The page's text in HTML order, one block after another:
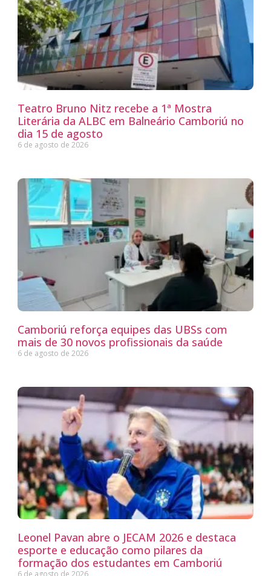
Teatro Bruno Nitz recebe a 1ª Mostra
Literária da ALBC em Balneário Camboriú no
dia 15 de agosto
6 de agosto de 2026
Camboriú reforça equipes das UBSs com
mais de 30 novos profissionais da saúde
6 de agosto de 2026
Leonel Pavan abre o JECAM 2026 e destaca
esporte e educação como pilares da
formação dos estudantes em Camboriú